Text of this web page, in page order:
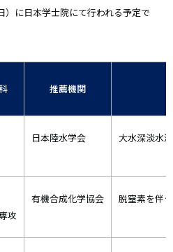
に日本学士院にて行われる予定で
推薦機関
日本陸水学会 大水深淡水
攻
有機合成化学協会 脱窒素を伴